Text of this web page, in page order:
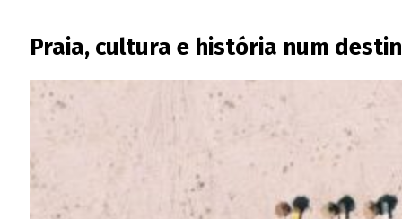
Praia, cultura e história num